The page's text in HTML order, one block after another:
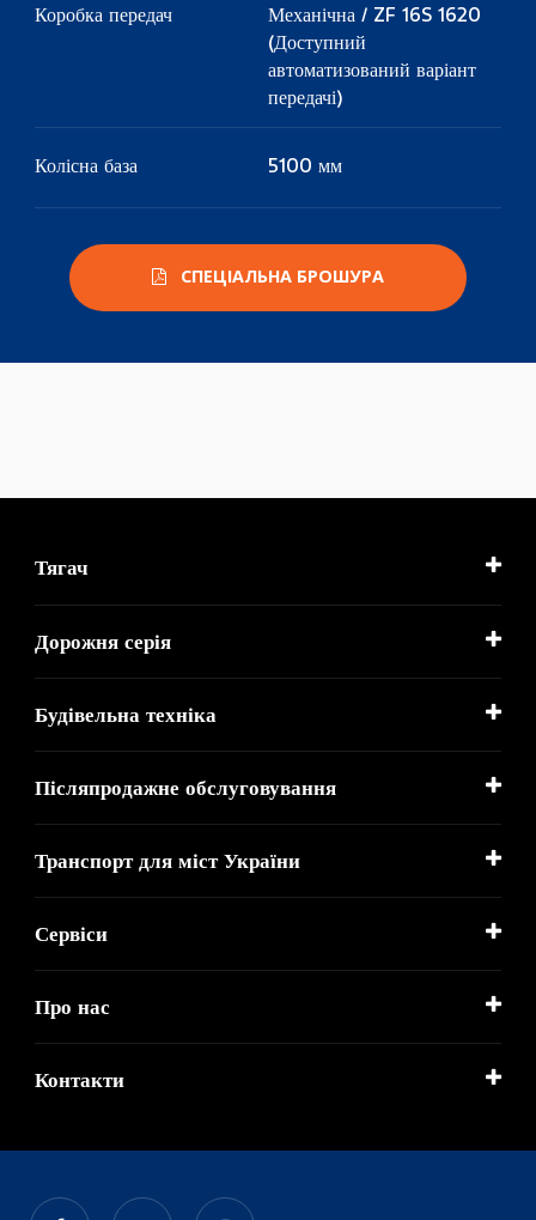
Коробка передач
Механічна / ZF 16S 1620
(Доступний
автоматизований варіант
передачі)
Колісна база 5100 мм
СПЕЦІАЛЬНА БРОШУРА
Тягач
Дорожня серія
Будівельна техніка
Післяпродажне обслуговування
Транспорт для міст України
Сервіси
Про нас
Контакти